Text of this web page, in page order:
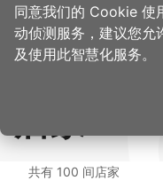
福容大
运 A8-
共有 100 间店家
同意我们的 Cookie 使
动侦测服务，建议您允
及使用此智慧化服务。